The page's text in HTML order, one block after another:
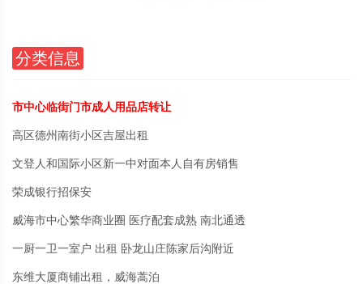
分类信息
市中心临街门市成人用品店转让
高区德州南街小区吉屋出租
文登人和国际小区新一中对面本人自有房销售
荣成银行招保安
威海市中心繁华商业圈 医疗配套成熟 南北通透
一厨一卫一室户 出租 卧龙山庄陈家后沟附近
东维大厦商铺出租，威海蒿泊